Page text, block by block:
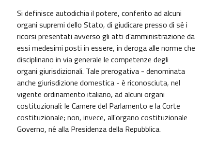
Si definisce autodichia il potere, conferito ad alcuni
organi supremi dello Stato, di giudicare presso di sé i
ricorsi presentati avverso gli atti d'amministrazione da
essi medesimi posti in essere, in deroga alle norme che
disciplinano in via generale le competenze degli
organi giurisdizionali. Tale prerogativa - denominata
anche giurisdizione domestica - è riconosciuta, nel
vigente ordinamento italiano, ad alcuni organi
costituzionali: le Camere del Parlamento e la Corte
costituzionale; non, invece, all'organo costituzionale
Governo, né alla Presidenza della Repubblica.